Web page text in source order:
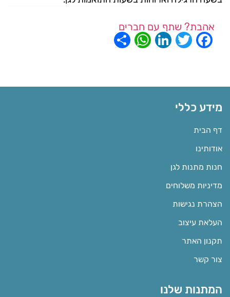
אהבת? שתף עם חברים
Facebook
Twitter
LinkedIn
WhatsApp
מידע כללי
דף הבית
אודותינו
חנות מתנות לגן
מדיניות משלוחים
הצהרת נגישות
העלאת עיצוב
תקנון האתר
צור קשר
המתנות שלנו